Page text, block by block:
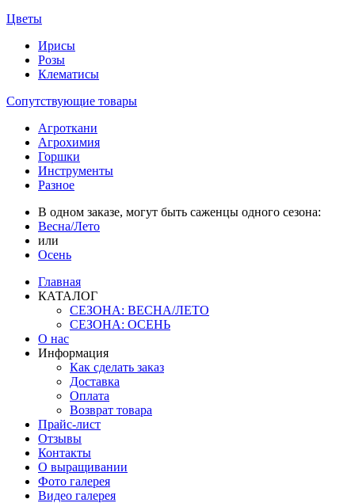
Цветы
Ирисы
Розы
Клематисы
Сопутствующие товары
Агроткани
Агрохимия
Горшки
Инструменты
Разное
В одном заказе, могут быть саженцы одного сезона:
Весна/Лето
или
Осень
Главная
КАТАЛОГ
СЕЗОНА: ВЕСНА/ЛЕТО
СЕЗОНА: ОСЕНЬ
О нас
Информация
Как сделать заказ
Доставка
Оплата
Возврат товара
Прайс-лист
Отзывы
Контакты
О выращивании
Фото галерея
Видео галерея